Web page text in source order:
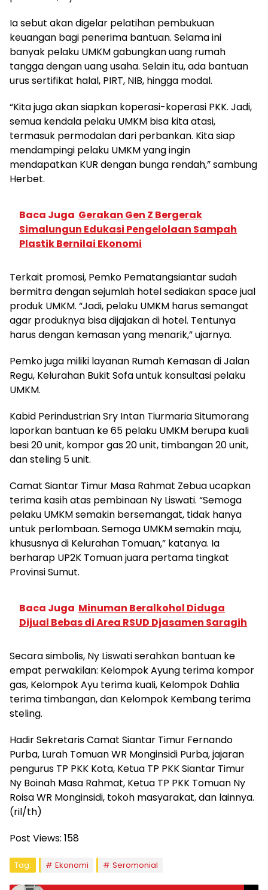
Ia sebut akan digelar pelatihan pembukuan
keuangan bagi penerima bantuan. Selama ini
banyak pelaku UMKM gabungkan uang rumah
tangga dengan uang usaha. Selain itu, ada bantuan
urus sertifikat halal, PIRT, NIB, hingga modal.
“Kita juga akan siapkan koperasi-koperasi PKK. Jadi,
semua kendala pelaku UMKM bisa kita atasi,
termasuk permodalan dari perbankan. Kita siap
mendampingi pelaku UMKM yang ingin
mendapatkan KUR dengan bunga rendah,” sambung
Herbet.
Baca Juga Gerakan Gen Z Bergerak
Simalungun Edukasi Pengelolaan Sampah
Plastik Bernilai Ekonomi
Terkait promosi, Pemko Pematangsiantar sudah
bermitra dengan sejumlah hotel sediakan space jual
produk UMKM. “Jadi, pelaku UMKM harus semangat
agar produknya bisa dijajakan di hotel. Tentunya
harus dengan kemasan yang menarik,” ujarnya.
Pemko juga miliki layanan Rumah Kemasan di Jalan
Regu, Kelurahan Bukit Sofa untuk konsultasi pelaku
UMKM.
Kabid Perindustrian Sry Intan Tiurmaria Situmorang
laporkan bantuan ke 65 pelaku UMKM berupa kuali
besi 20 unit, kompor gas 20 unit, timbangan 20 unit,
dan steling 5 unit.
Camat Siantar Timur Masa Rahmat Zebua ucapkan
terima kasih atas pembinaan Ny Liswati. “Semoga
pelaku UMKM semakin bersemangat, tidak hanya
untuk perlombaan. Semoga UMKM semakin maju,
khususnya di Kelurahan Tomuan,” katanya. Ia
berharap UP2K Tomuan juara pertama tingkat
Provinsi Sumut.
Baca Juga Minuman Beralkohol Diduga
Dijual Bebas di Area RSUD Djasamen Saragih
Secara simbolis, Ny Liswati serahkan bantuan ke
empat perwakilan: Kelompok Ayung terima kompor
gas, Kelompok Ayu terima kuali, Kelompok Dahlia
terima timbangan, dan Kelompok Kembang terima
steling.
Hadir Sekretaris Camat Siantar Timur Fernando
Purba, Lurah Tomuan WR Monginsidi Purba, jajaran
pengurus TP PKK Kota, Ketua TP PKK Siantar Timur
Ny Boinah Masa Rahmat, Ketua TP PKK Tomuan Ny
Roisa WR Monginsidi, tokoh masyarakat, dan lainnya.
(ril/th)
Post Views: 158
Tag: Ekonomi Seromonial